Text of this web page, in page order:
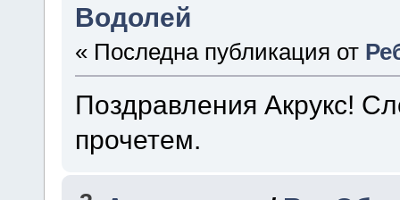
Водолей
« Последна публикация от
Поздравления Акрукс!
прочетем.